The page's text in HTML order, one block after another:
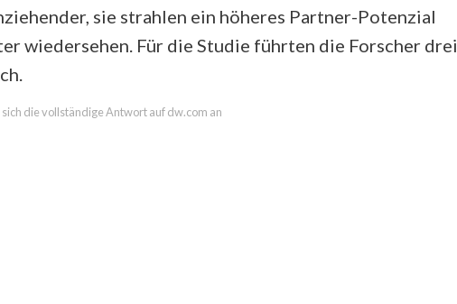
sie strahlen ein höheres Partner-Potenzial
wiedersehen. Für die Studie führten die Forscher drei
sich die vollständige Antwort auf dw.com an